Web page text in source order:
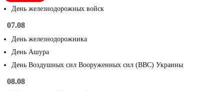
День железнодорожных войск
07.08
День железнодорожника
День Ашура
День Воздушных сил Вооруженных сил (ВВС) Украины
08.08